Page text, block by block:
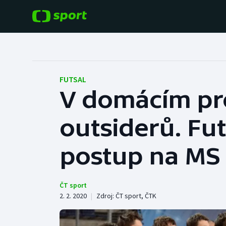
Hokej
Tenis
Cyklistika
Baseball a softbal
Basketbal
Biatlon
FUTSAL
V domácím
outsiderů.
postup na MS
ČT sport
2. 2. 2020 | Zdroj: ČT sport, ČTK